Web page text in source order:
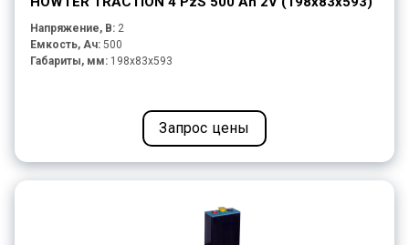
Напряжение, В: 2
Емкость, Ач: 500
Габариты, мм: 198x83x593
Запрос цены